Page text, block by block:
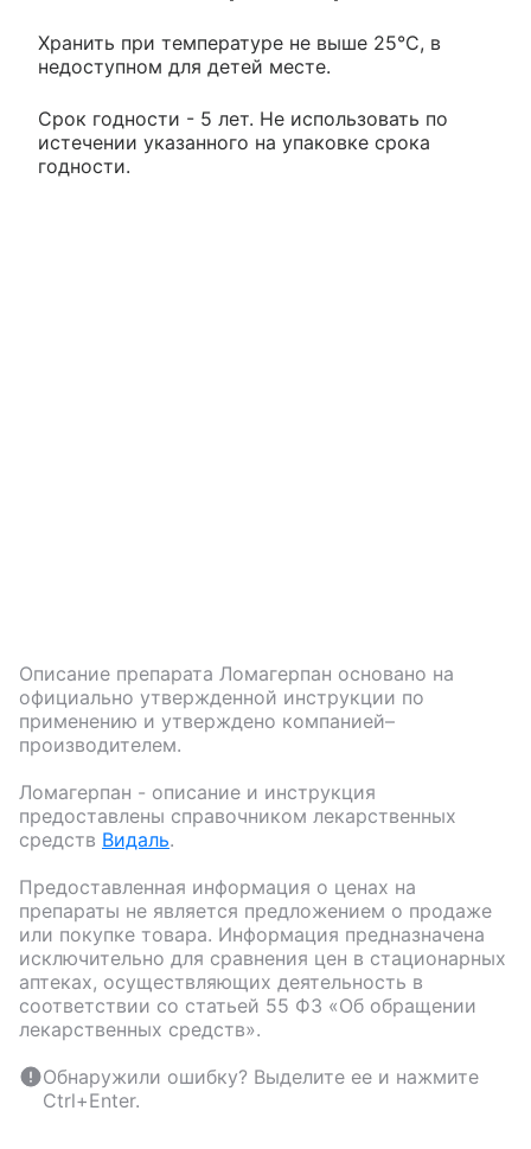
Хранить при температуре не выше 25°С, в
недоступном для детей месте.
Срок годности - 5 лет. Не использовать по
истечении указанного на упаковке срока
годности.
Описание препарата Ломагерпан основано на
официально утвержденной инструкции по
применению и утверждено компанией–
производителем.
Ломагерпан - описание и инструкция
предоставлены справочником лекарственных
средств Видаль.
Предоставленная информация о ценах на
препараты не является предложением о продаже
или покупке товара. Информация предназначена
исключительно для сравнения цен в стационарных
аптеках, осуществляющих деятельность в
соответствии со статьей 55 ФЗ «Об обращении
лекарственных средств».
Обнаружили ошибку? Выделите ее и нажмите
Ctrl+Enter.